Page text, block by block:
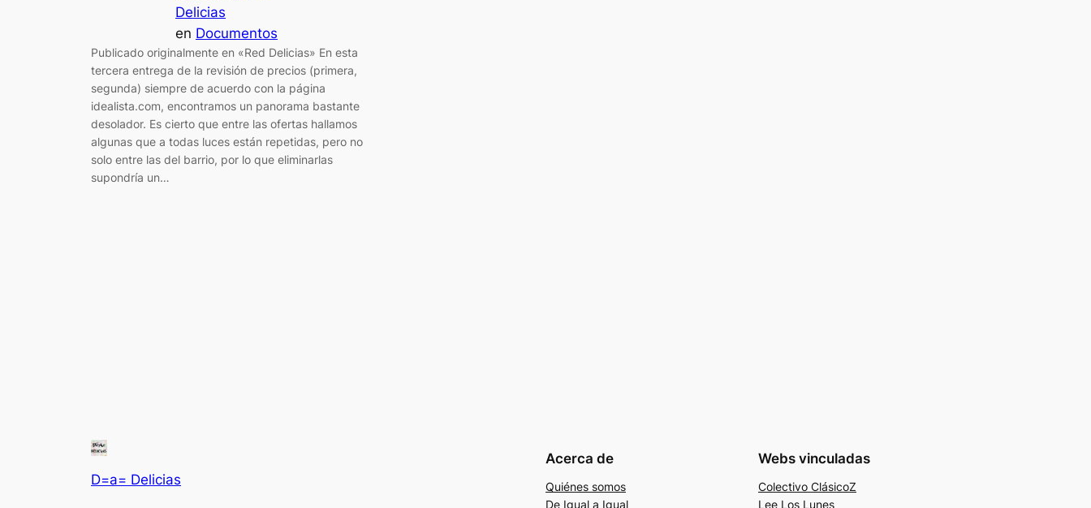
Delicias
en Documentos
Publicado originalmente en «Red Delicias» En esta
tercera entrega de la revisión de precios (primera,
segunda) siempre de acuerdo con la página
idealista.com, encontramos un panorama bastante
desolador. Es cierto que entre las ofertas hallamos
algunas que a todas luces están repetidas, pero no
solo entre las del barrio, por lo que eliminarlas
supondría un…
D=a= Delicias
Acerca de
Quiénes somos
De Igual a Igual
Webs vinculadas
Colectivo ClásicoZ
Lee Los Lunes